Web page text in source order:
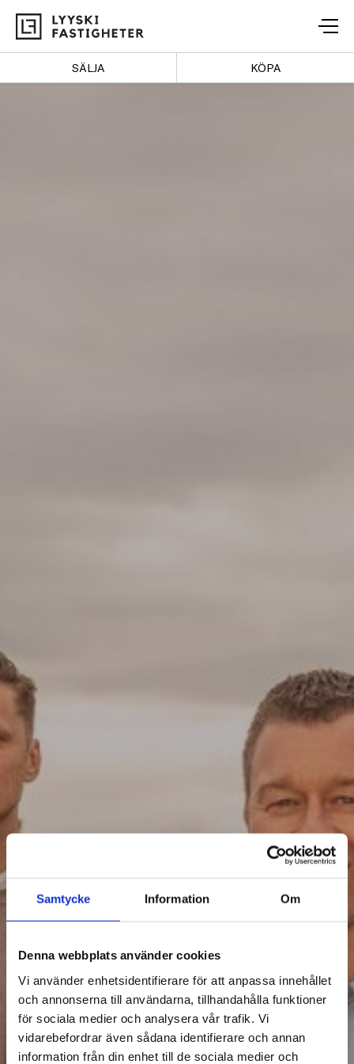
Samtycke Information Om
Denna webbplats använder cookies
Vi använder enhetsidentifierare för att anpassa innehållet
och annonserna till användarna, tillhandahålla funktioner
för sociala medier och analysera vår trafik. Vi
vidarebefordrar även sådana identifierare och annan
information från din enhet till de sociala medier och
Lyyski
Fastigheter
SÄLJA KÖPA
Intressebevakning